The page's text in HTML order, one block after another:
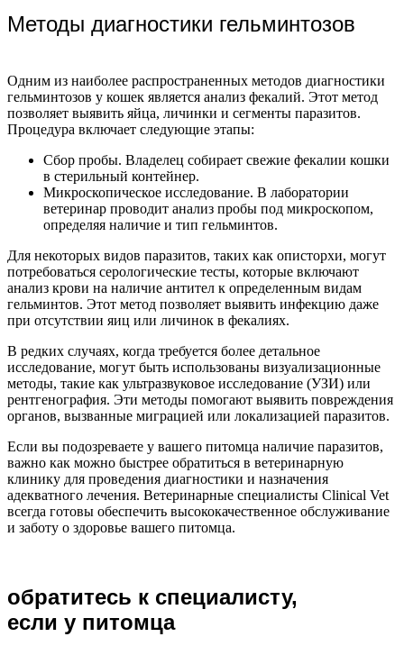
Методы диагностики гельминтозов
Одним из наиболее распространенных методов диагностики
гельминтозов у кошек является анализ фекалий. Этот метод
позволяет выявить яйца, личинки и сегменты паразитов.
Процедура включает следующие этапы:
Сбор пробы. Владелец собирает свежие фекалии кошки
в стерильный контейнер.
Микроскопическое исследование. В лаборатории
ветеринар проводит анализ пробы под микроскопом,
определяя наличие и тип гельминтов.
Для некоторых видов паразитов, таких как описторхи, могут
потребоваться серологические тесты, которые включают
анализ крови на наличие антител к определенным видам
гельминтов. Этот метод позволяет выявить инфекцию даже
при отсутствии яиц или личинок в фекалиях.
В редких случаях, когда требуется более детальное
исследование, могут быть использованы визуализационные
методы, такие как ультразвуковое исследование (УЗИ) или
рентгенография. Эти методы помогают выявить повреждения
органов, вызванные миграцией или локализацией паразитов.
Если вы подозреваете у вашего питомца наличие паразитов,
важно как можно быстрее обратиться в ветеринарную
клинику для проведения диагностики и назначения
адекватного лечения. Ветеринарные специалисты Clinical Vet
всегда готовы обеспечить высококачественное обслуживание
и заботу о здоровье вашего питомца.
обратитесь к специалисту,
если у питомца